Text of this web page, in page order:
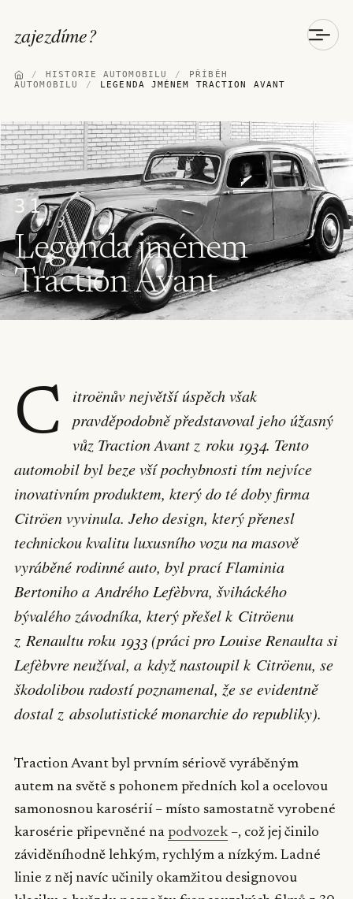
zajezdíme?
/ HISTORIE AUTOMOBILU /
PŘÍBĚH
AUTOMOBILU
/ LEGENDA JMÉNEM TRACTION AVANT
31
Legenda jménem
Traction Avant
C
itroënův největší úspěch však
pravděpodobně představoval jeho úžasný
vůz Traction Avant z roku 1934. Tento
automobil byl beze vší pochybnosti tím nejvíce
inovativním produktem, který do té doby firma
Citröen vyvinula. Jeho design, který přenesl
technickou kvalitu luxusního vozu na masově
vyráběné rodinné auto, byl prací Flaminia
Bertoniho a Andrého Lefèbvra, šviháckého
bývalého závodníka, který přešel k Citröenu
z Renaultu roku 1933 (práci pro Louise Renaulta si
Lefèbvre neužíval, a když nastoupil k Citröenu, se
škodolibou radostí poznamenal, že se evidentně
dostal z absolutistické monarchie do republiky).
Traction Avant byl prvním sériově vyráběným
autem na světě s pohonem předních kol a ocelovou
samonosnou karosérií – místo samostatně vyrobené
karosérie připevněné na podvozek –, což jej činilo
záviděníhodně lehkým, rychlým a nízkým. Ladné
linie z něj navíc učinily okamžitou designovou